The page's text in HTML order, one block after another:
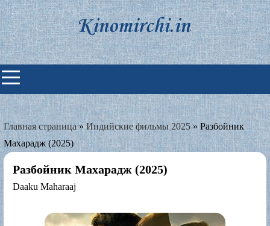
Skip
to
content
Индийские фильмы смотреть
онлайн
Главная страница»Индийские фильмы 2025»Разбойник
Махарадж (2025)
Разбойник Махарадж (2025)
Daaku Maharaaj